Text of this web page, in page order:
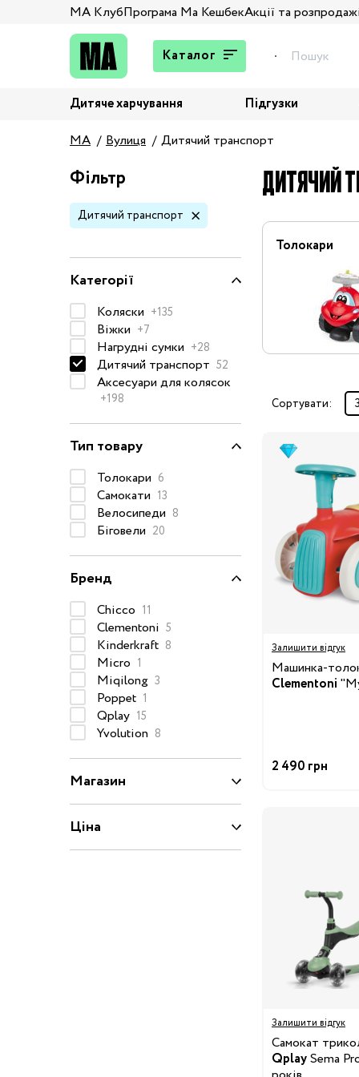
МА КлубПрограма Ма КешбекАкції та
Каталог
Одяг
Штани та джинси
Жакети та піджаки
Кардигани та світшоти
Колготи та шкарпетки
комплекти, боді
Костюми
Купальники та плавки
Спідня білизна
Окуляри сонцезахисні
Піжами та халати
Сукні та спідниці
Рушники та накидки
Реглани, поло та
Рюкзаки та сумки
Футболки та майки
рукавички
74-86 см
92-104 см
110-128 см
134-146 см
Дитяче харчування Підгузки
MA
Вулиця Дитячий транспорт
Фільтр
Дитячий транспорт
Категорії
Коляски +135
Віжки +7
Нагрудні сумки +28
Дитячий транспорт 52
Аксесуари для колясок
+198
Тип товару
Толокари 6
Самокати 13
Велосипеди 8
Біговели 20
Бренд
Chicco 11
Clementoni 5
Kinderkraft 8
Micro 1
Miqilong 3
Poppet 1
Qplay 15
Yvolution 8
Магазин
Ціна
ДИТЯЧИЙ
Толокари
Сортувати:
Залишити відгук
Машинка-
Clementoni
2 490 грн
Залишити відгук
Самокат
QplaySema